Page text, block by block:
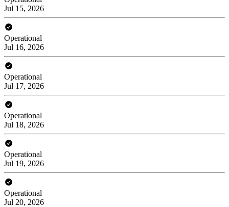
Jul 15, 2026
Operational
Jul 16, 2026
Operational
Jul 17, 2026
Operational
Jul 18, 2026
Operational
Jul 19, 2026
Operational
Jul 20, 2026